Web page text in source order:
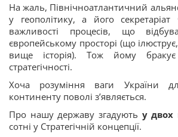
На жаль, Північноатлантичний
у геополітику, а його
важливості процесів, що
європейському просторі (що
вище історія). Тож йому бракує
стратегічності.
Хоча розуміння ваги України
континенту поволі з’являється.
Про нашу державу згадують у двох
сотні у Стратегічній концепції.